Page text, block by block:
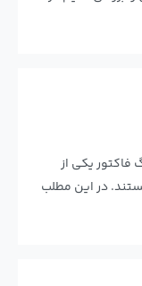
فاکتور یکی از
در این مطلب